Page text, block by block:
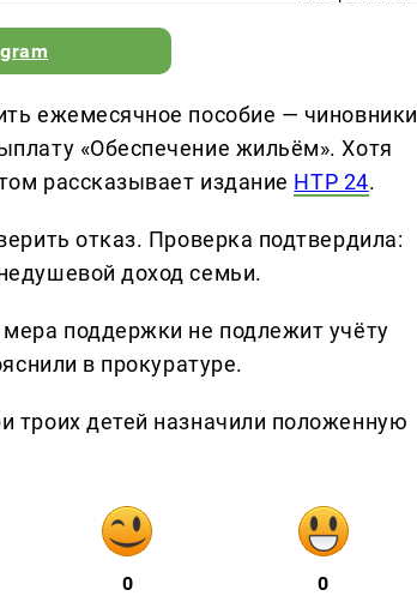
ежемесячное пособие — чиновники
«Обеспечение жильём». Хотя
рассказывает издание НТР 24.
отказ. Проверка подтвердила:
доход семьи.
поддержки не подлежит учёту
в прокуратуре.
троих детей назначили положенную
0 0